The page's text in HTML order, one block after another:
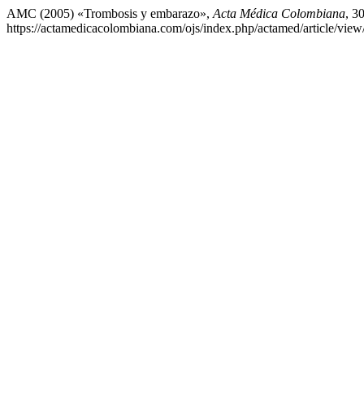
AMC (2005) «Trombosis y embarazo», Acta Médica Colombiana,
https://actamedicacolombiana.com/ojs/index.php/actamed/article/